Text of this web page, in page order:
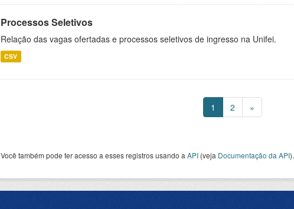
Processos Seletivos
Relação das vagas ofertadas e processos seletivos de ingresso na Unifei.
CSV
1 2 »
Você também pode ter acesso a esses registros usando a API (veja Documentação da API).